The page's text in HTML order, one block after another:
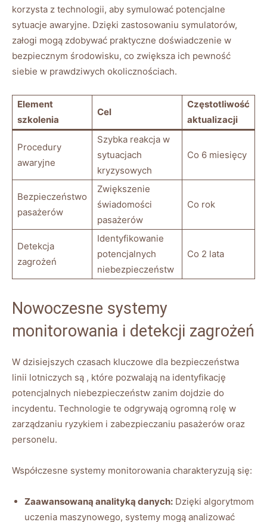
korzysta z technologii, aby symulować potencjalne
sytuacje awaryjne.⁤ Dzięki zastosowaniu symulatorów,
załogi mogą zdobywać praktyczne doświadczenie w
bezpiecznym środowisku, co zwiększa ich pewność
siebie w prawdziwych okolicznościach.
Element
szkolenia
Cel
Częstotliwość
aktualizacji
Procedury ​
awaryjne
Szybka reakcja w
sytuacjach
kryzysowych
Co⁣ 6 miesięcy
Bezpieczeństwo
⁣pasażerów
Zwiększenie
⁣świadomości
pasażerów
Co rok
Detekcja
zagrożeń
Identyfikowanie
potencjalnych
niebezpieczeństw
Co 2 lata
Nowoczesne systemy
monitorowania i detekcji zagrożeń
W dzisiejszych czasach kluczowe dla bezpieczeństwa
linii lotniczych są , które pozwalają na identyfikację
potencjalnych ‍niebezpieczeństw ⁤zanim dojdzie do
incydentu. Technologie te odgrywają ogromną rolę w
zarządzaniu ryzykiem i zabezpieczaniu pasażerów ⁢oraz
personelu.
Współczesne systemy monitorowania charakteryzują się:
Zaawansowaną analityką danych: Dzięki⁣ algorytmom
uczenia⁣ maszynowego, systemy‌ mogą analizować